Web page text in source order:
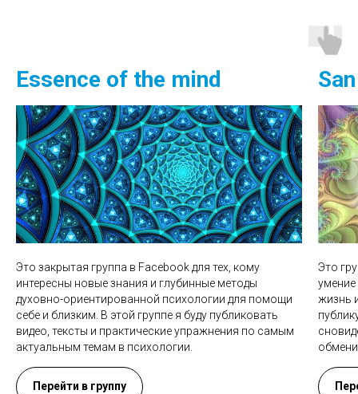
Essence of the mind
Это закрытая группа в Facebook для тех, кому
интересны новые знания и глубинные методы
духовно-ориентированной психологии для помощи
себе и близким. В этой группе я буду публиковать
видео, тексты и практические упражнения по самым
актуальным темам в психологии.
Перейти в группу
Это
жизнь